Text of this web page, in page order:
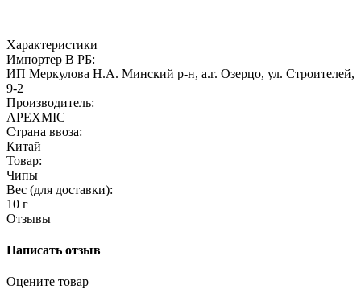
Характеристики
Импортер В РБ:
ИП Меркулова Н.А. Минский р-н, а.г. Озерцо, ул. Строителей,
9-2
Производитель:
APEXMIC
Страна ввоза:
Китай
Товар:
Чипы
Вес (для доставки):
10 г
Отзывы
Написать отзыв
Оцените товар